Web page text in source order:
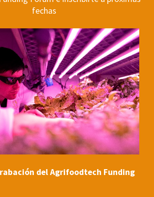
fechas
del Agrifoodtech Funding